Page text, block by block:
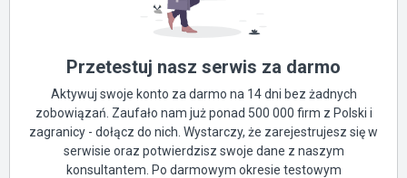
Przetestuj nasz serwis za darmo
Aktywuj swoje konto za darmo na 14 dni bez żadnych
zobowiązań. Zaufało nam już ponad 500 000 firm z Polski i
zagranicy - dołącz do nich. Wystarczy, że zarejestrujesz się w
serwisie oraz potwierdzisz swoje dane z naszym
konsultantem. Po darmowym okresie testowym